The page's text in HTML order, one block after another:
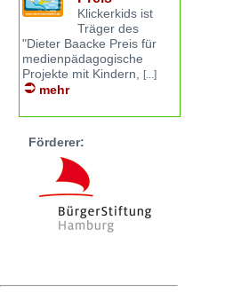
Klickerkids ist
Träger des
"Dieter Baacke Preis für
medienpädagogische
Projekte mit Kindern, [...]
mehr
Förderer: